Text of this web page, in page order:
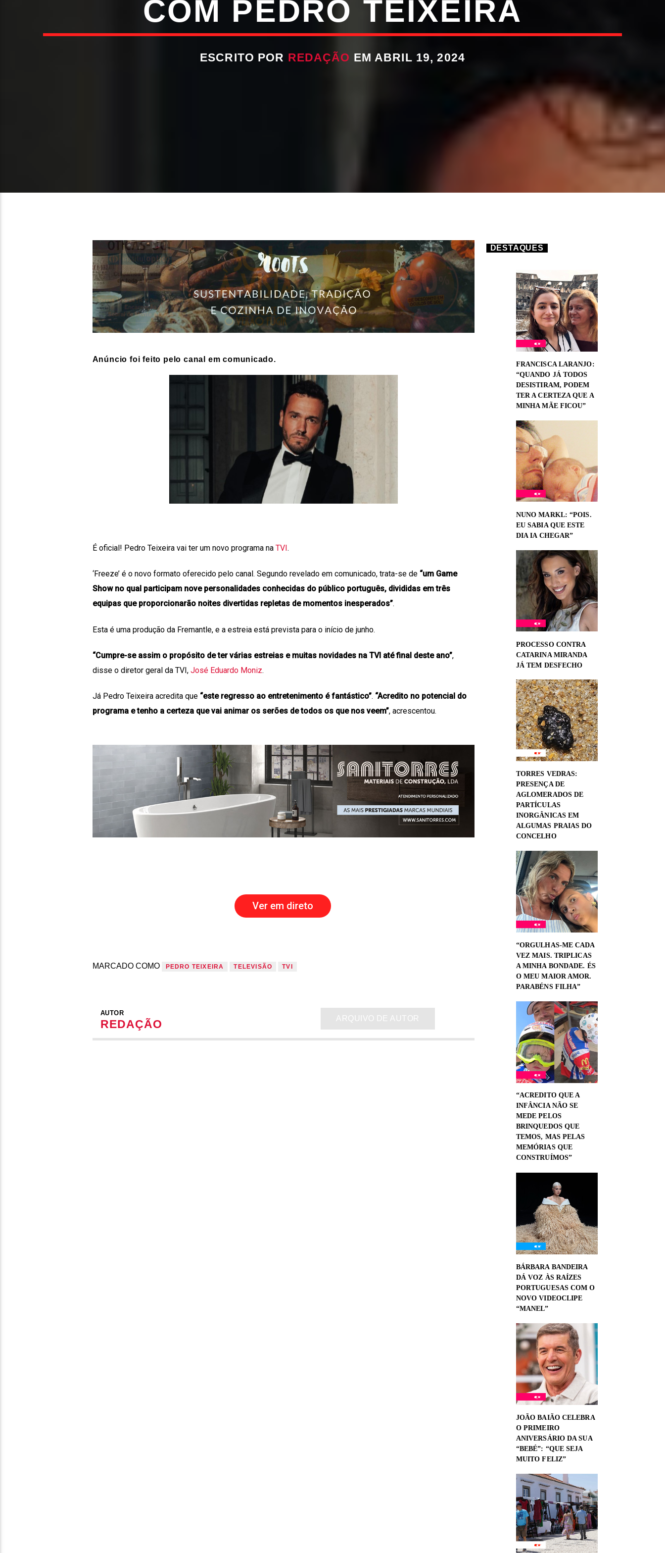
COM PEDRO TEIXEIRA
ESCRITO POR REDAÇÃO EM ABRIL 19, 2024
Anúncio foi feito pelo canal em comunicado.
É oficial! Pedro Teixeira vai ter um novo programa na TVI.
‘Freeze’ é o novo formato oferecido pelo canal. Segundo revelado em comunicado, trata-se de “um Game
Show no qual participam nove personalidades conhecidas do público português, divididas em três
equipas que proporcionarão noites divertidas repletas de momentos inesperados”.
Esta é uma produção da Fremantle, e a estreia está prevista para o início de junho.
“Cumpre-se assim o propósito de ter várias estreias e muitas novidades na TVI até final deste ano”,
disse o diretor geral da TVI, José Eduardo Moniz.
Já Pedro Teixeira acredita que “este regresso ao entretenimento é fantástico”. “Acredito no potencial do
programa e tenho a certeza que vai animar os serões de todos os que nos veem”, acrescentou.
Ver em direto
MARCADO COMO PEDRO TEIXEIRA TELEVISÃO TVI
AUTOR
REDAÇÃO
ARQUIVO DE AUTOR
DESTAQUES
FRANCISCA LARANJO:
“QUANDO JÁ TODOS
DESISTIRAM, PODEM
TER A CERTEZA QUE A
MINHA MÃE FICOU”
NUNO MARKL: “POIS.
EU SABIA QUE ESTE
DIA IA CHEGAR”
PROCESSO CONTRA
CATARINA MIRANDA
JÁ TEM DESFECHO
TORRES VEDRAS:
PRESENÇA DE
AGLOMERADOS DE
PARTÍCULAS
INORGÂNICAS EM
ALGUMAS PRAIAS DO
CONCELHO
“ORGULHAS-ME CADA
VEZ MAIS. TRIPLICAS
A MINHA BONDADE. ÉS
O MEU MAIOR AMOR.
PARABÉNS FILHA”
“ACREDITO QUE A
INFÂNCIA NÃO SE
MEDE PELOS
BRINQUEDOS QUE
TEMOS, MAS PELAS
MEMÓRIAS QUE
CONSTRUÍMOS”
BÁRBARA BANDEIRA
DÁ VOZ ÀS RAÍZES
PORTUGUESAS COM O
NOVO VIDEOCLIPE
“MANEL”
JOÃO BAIÃO CELEBRA
O PRIMEIRO
ANIVERSÁRIO DA SUA
“BEBÉ”: “QUE SEJA
MUITO FELIZ”